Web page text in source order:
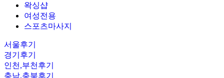
왁싱샵
여성전용
스포츠마사지
서울후기
경기후기
인천,부천후기
충남.충북후기